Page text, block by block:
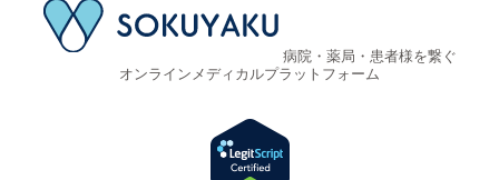
病院・薬局・患者様を繋ぐ
オンラインメディカルプラットフォーム